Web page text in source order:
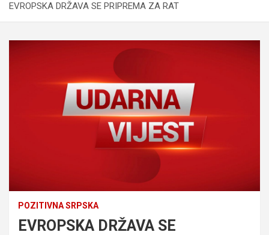
EVROPSKA DRŽAVA SE PRIPREMA ZA RAT
POZITIVNA SRPSKA
EVROPSKA DRŽAVA SE